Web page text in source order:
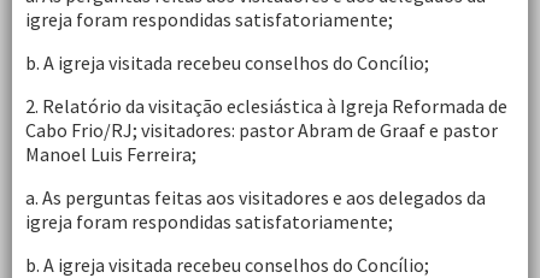
igreja foram respondidas satisfatoriamente;
b. A igreja visitada recebeu conselhos do Concílio;
2. Relatório da visitação eclesiástica à Igreja Reformada de
Cabo Frio/RJ; visitadores: pastor Abram de Graaf e pastor
Manoel Luis Ferreira;
a. As perguntas feitas aos visitadores e aos delegados da
igreja foram respondidas satisfatoriamente;
b. A igreja visitada recebeu conselhos do Concílio;